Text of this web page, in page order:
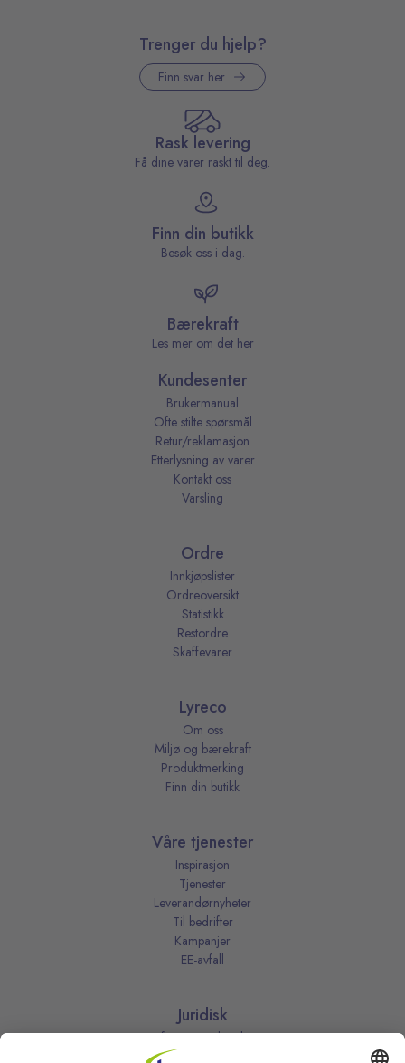
Trenger du hjelp?
Finn svar her
Rask levering
Få dine varer raskt til deg.
Finn din butikk
Besøk oss i dag.
Bærekraft
Les mer om det her
Kundesenter
Brukermanual
Ofte stilte spørsmål
Retur/reklamasjon
Etterlysning av varer
Kontakt oss
Varsling
Ordre
Innkjøpslister
Ordreoversikt
Statistikk
Restordre
Skaffevarer
Lyreco
Om oss
Miljø og bærekraft
Produktmerking
Finn din butikk
Våre tjenester
Inspirasjon
Tjenester
Leverandørnyheter
Til bedrifter
Kampanjer
EE-avfall
Juridisk
Informasjonskapsler
Kjøpsbetingelser